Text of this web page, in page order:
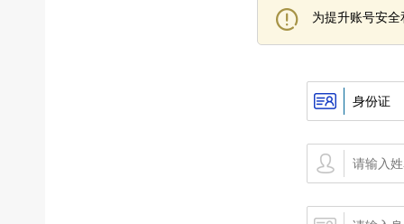
为提升账号安